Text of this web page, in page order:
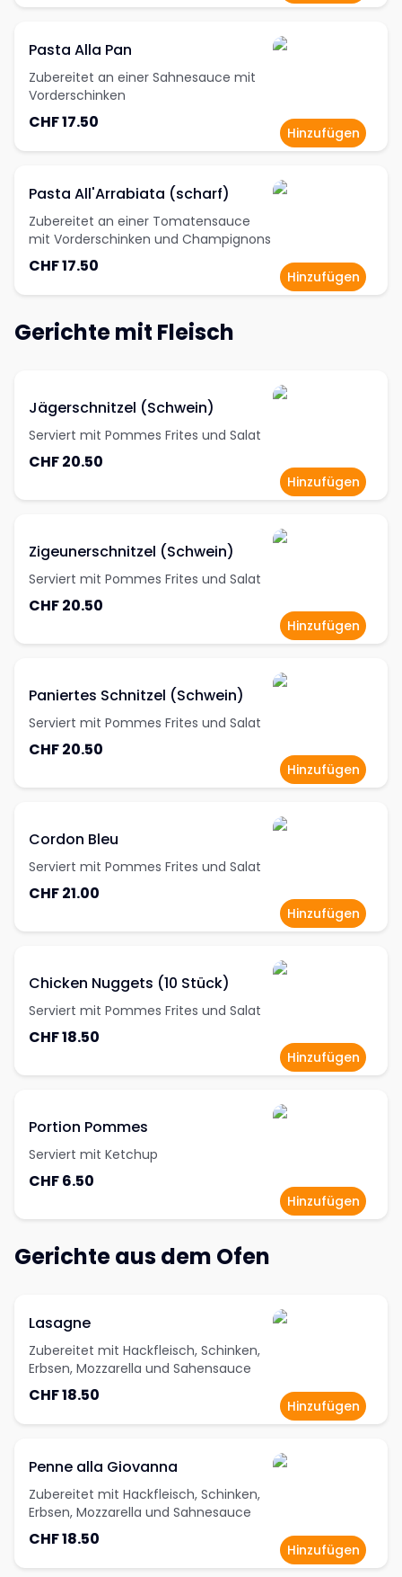
Pasta Alla Pan
Zubereitet an einer Sahnesauce mit
Vorderschinken
CHF 17.50
Hinzufügen
Pasta All'Arrabiata (scharf)
Zubereitet an einer Tomatensauce
mit Vorderschinken und Champignons
CHF 17.50
Hinzufügen
Gerichte mit Fleisch
Jägerschnitzel (Schwein)
Serviert mit Pommes Frites und Salat
CHF 20.50
Hinzufügen
Zigeunerschnitzel (Schwein)
Serviert mit Pommes Frites und Salat
CHF 20.50
Hinzufügen
Paniertes Schnitzel (Schwein)
Serviert mit Pommes Frites und Salat
CHF 20.50
Hinzufügen
Cordon Bleu
Serviert mit Pommes Frites und Salat
CHF 21.00
Hinzufügen
Chicken Nuggets (10 Stück)
Serviert mit Pommes Frites und Salat
CHF 18.50
Hinzufügen
Portion Pommes
Serviert mit Ketchup
CHF 6.50
Hinzufügen
Gerichte aus dem Ofen
Lasagne
Zubereitet mit Hackfleisch, Schinken,
Erbsen, Mozzarella und Sahensauce
CHF 18.50
Hinzufügen
Penne alla Giovanna
Zubereitet mit Hackfleisch, Schinken,
Erbsen, Mozzarella und Sahnesauce
CHF 18.50
Hinzufügen